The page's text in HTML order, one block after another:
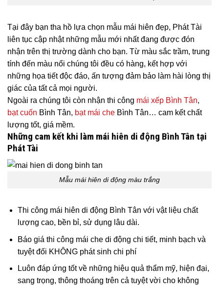
Tại đây bạn tha hồ lựa chọn mẫu mái hiên đẹp, Phát Tài
liên tục cập nhật những mẫu mới nhất đang được đón
nhận trên thị trường dành cho bạn. Từ màu sắc trầm, trung
tính đến màu nổi chúng tôi đều có hàng, kết hợp với
những họa tiết độc đáo, ấn tượng đảm bảo làm hài lòng thị
giác của tất cả mọi người.
Ngoài ra chúng tôi còn nhận thi công mái xếp Bình Tân,
bạt cuốn Bình Tân, bạt mái che Bình Tân… cam kết chất
lượng tốt, giá mềm.
Những cam kết khi làm mái hiên di động Bình Tân tại
Phát Tài
Mẫu mái hiên di động màu trắng
Thi công mái hiên di động Bình Tân với vật liệu chất
lượng cao, bền bỉ, sử dụng lâu dài.
Báo giá thi công mái che di động chi tiết, minh bạch và
tuyệt đối KHÔNG phát sinh chi phí
Luôn đáp ứng tốt về những hiệu quả thẩm mỹ, hiện đại,
sang trọng, thông thoáng trên cả tuyệt vời cho không